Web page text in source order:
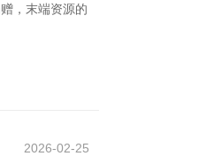
，末端资源的
2026-02-25